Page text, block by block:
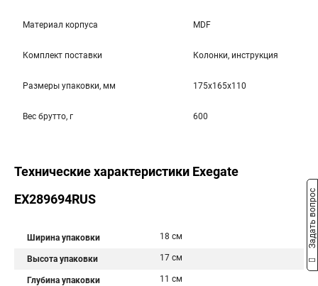
Материал корпуса MDF
Комплект поставки Колонки, инструкция
Размеры упаковки, мм 175x165x110
Вес брутто, г 600
Технические характеристики Exegate
EX289694RUS
Ширина упаковки 18 см
Высота упаковки 17 см
Глубина упаковки 11 см
Задать вопрос